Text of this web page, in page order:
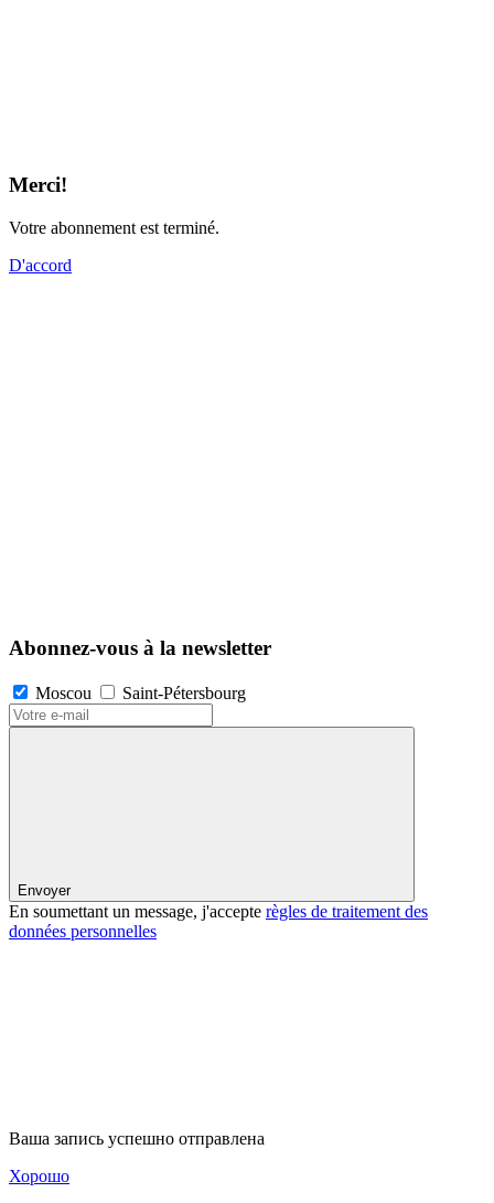
Merci!
Votre abonnement est terminé.
D'accord
Abonnez-vous à la newsletter
Moscou Saint-Pétersbourg
Envoyer
En soumettant un message, j'accepte règles de traitement des
données personnelles
Ваша запись успешно отправлена
Хорошо